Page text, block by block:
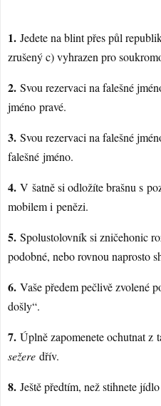
1. Jedete na blint přes půl
zrušený c) vyhrazen pro
2. Svou rezervaci na falešné
jméno pravé.
3. Svou rezervaci na falešné
falešné jméno.
4. V šatně si odložíte brašnu s
mobilem i penězi.
5. Spolustolovník si zničehonic
podobné, nebo rovnou naprosto
6. Vaše předem pečlivě zvolené
došly“.
7. Úplně zapomenete ochutnat
sežere dřív.
8. Ještě předtím, než stihnete